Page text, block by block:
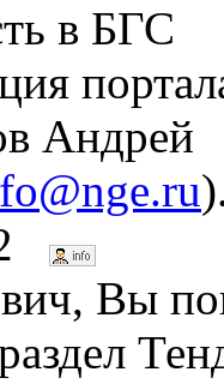
в БГС
Андрей
Вы